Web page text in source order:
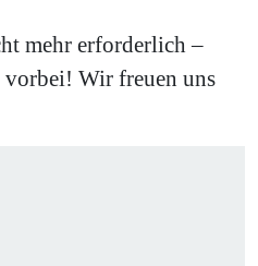
mehr erforderlich –
Wir freuen uns